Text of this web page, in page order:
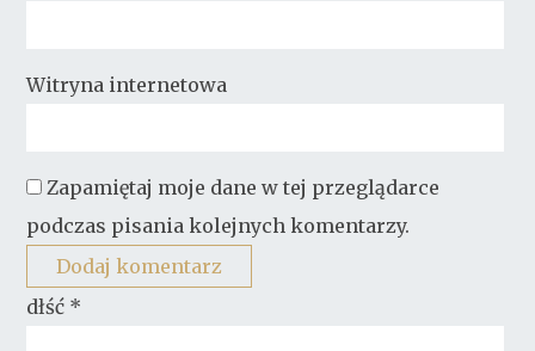
Witryna internetowa
Zapamiętaj moje dane w tej przeglądarce
podczas pisania kolejnych komentarzy.
dłść *